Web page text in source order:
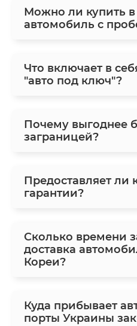
Можно ли купить в
автомобиль с
Что включает в
"авто под ключ"?
Почему выгоднее
заграницей?
Предоставляет ли
гарантии?
Сколько времени
доставка
Кореи?
Куда прибывает
порты Украины